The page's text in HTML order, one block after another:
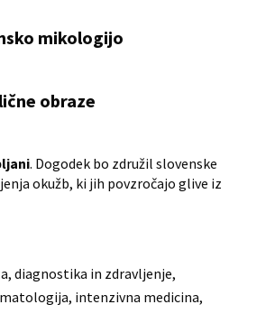
mikologijo
obraze
. Dogodek bo združil slovenske
okužb, ki jih povzročajo glive iz
diagnostika in zdravljenje,
intenzivna medicina,